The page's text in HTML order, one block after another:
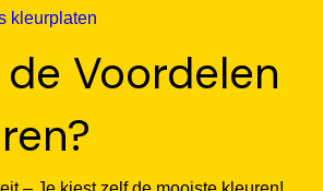
kleurplaten
Voordelen